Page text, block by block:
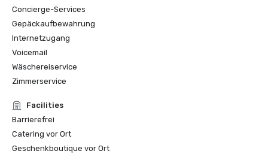
Concierge-Services
Gepäckaufbewahrung
Internetzugang
Voicemail
Wäschereiservice
Zimmerservice
Facilities
Barrierefrei
Catering vor Ort
Geschenkboutique vor Ort